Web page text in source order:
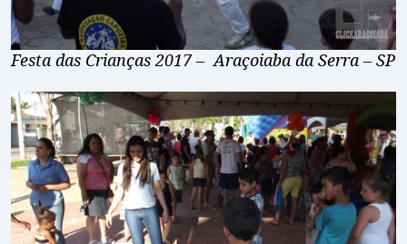
Festa das Crianças 2017 – Araçoiaba da Serra – SP